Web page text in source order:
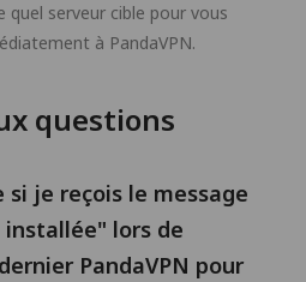
quel serveur cible pour vous
à PandaVPN.
questions
je reçois le message
lors de
PandaVPN pour